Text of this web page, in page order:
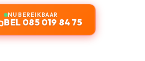
NU BEREIKBAAR
BEL 085 019 84 75